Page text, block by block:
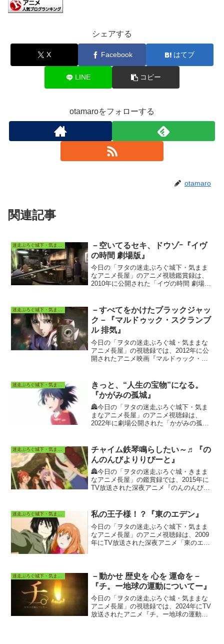
シェアする
X Facebook はてブ
LINE コピー
otamaroをフォローする
otamaro
関連記事
迷走ぶろぐ城下・気ままなアニメ長屋
－空いてるセキ、ドウゾｰ『イヴ
の時間 劇場版』
今日の「ヲタの迷走ぶろぐ城下・気まま
なアニメ長屋」のアニメ視聴鑑賞録は、
2010年に公開された「イヴの時間 劇場
迷走ぶろぐ城下・気ままなアニメ長屋
－すべてをかけたブラックジャッ
ク－『マルドゥック・スクランブ
ル 排気』
今日の「ヲタの迷走ぶろぐ城・気ままな
アニメ長屋」の視聴録では、2012年に公
開されたアニメ映画『マルドゥック・ス
投稿書き込み者は著者otamaroです。
きっと、“人生の宝物”になる。
『かがみの孤城』
🏯今日の「ヲタの迷走ぶろぐ城下・気ま
まなアニメ長屋」のアニメ視聴録は、
2022年に劇場公開された「かがみの孤
チャイム鉄琴鳴らしたい～♬『の
んのんびよりりぴーと』
🏯今日の「ヲタの迷走ぶろぐ城・きまま
なアニメ長屋」の鑑賞録では、2015年に
TV放送された深夜アニメ『のんのんびよ
想、考察などを投稿しています。
迷走ぶろぐ城下・気ままなアニメ長屋 私の王子様！？『東のエデン』
今日の「ヲタの迷走ぶろぐ城下・気まま
なアニメ長屋」のアニメ視聴録は、2009
年にTV放送された深夜アニメ「東のエデ
－動かせ 歴史を 心を 運命を－
『チ。ー地球の運動についてー』
今日の「ヲタの迷走ぶろぐ城・気ままな
アニメ長屋」の視聴録では、2024年にTV
放送されたアニメ『チ。ー地球の運動に